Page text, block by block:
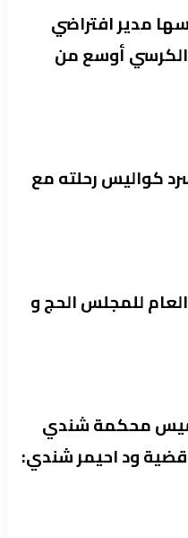
​مدير افتراضي
الكرسي أوسع من
كواليس رحلته مع
للمجلس الحج و
محكمة شندي
ود احيمر شندي: